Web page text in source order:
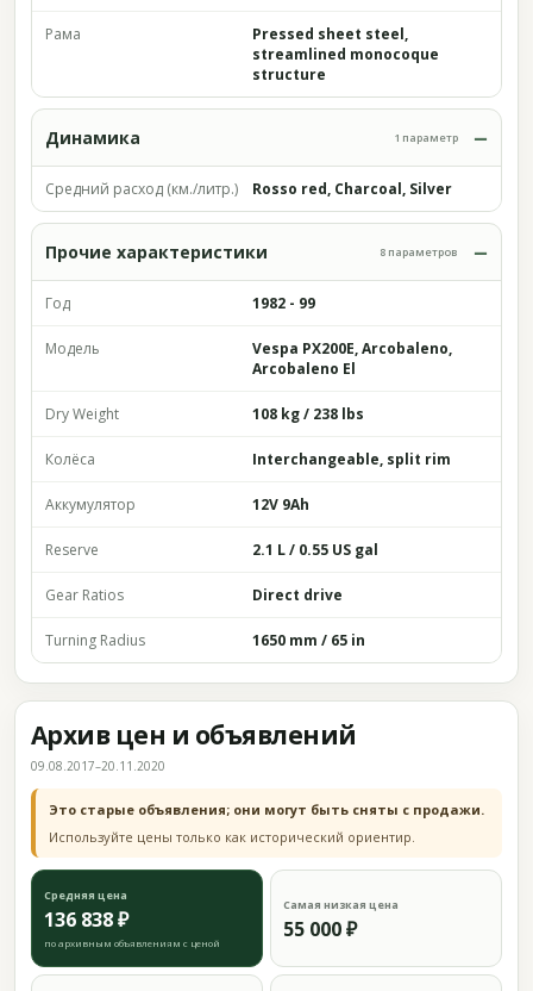
Рама
Pressed sheet steel,
streamlined monocoque
structure
Динамика 1 параметр
Средний расход (км./литр.) Rosso red, Charcoal, Silver
Прочие характеристики 8 параметров
Год 1982 - 99
Модель
Vespa PX200E, Arcobaleno,
Arcobaleno El
Dry Weight 108 kg / 238 lbs
Колёса Interchangeable, split rim
Аккумулятор 12V 9Ah
Reserve 2.1 L / 0.55 US gal
Gear Ratios Direct drive
Turning Radius 1650 mm / 65 in
Архив цен и объявлений
09.08.2017–20.11.2020
Это старые объявления; они могут быть сняты с продажи.
Используйте цены только как исторический ориентир.
Средняя цена
136 838 ₽
по архивным объявлениям с ценой
Самая низкая цена
55 000 ₽